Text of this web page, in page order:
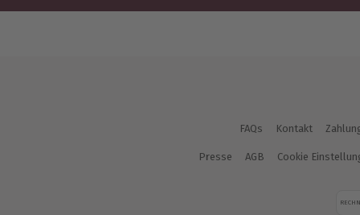
FAQs Kontakt
Presse AGB Cookie